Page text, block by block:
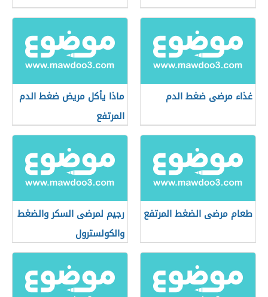
غذاء مرضى ضغط الدم
ماذا يأكل مريض ضغط الدم
المرتفع
طعام مرضى الضغط المرتفع
رجيم لمرضى السكر والضغط
والكولسترول